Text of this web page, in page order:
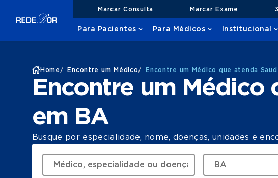
Marcar Consulta Marcar Exame
Para Pacientes Para Médicos Institucional
Home / Encontre um Médico/ Encontre um Médico que atenda
Encontre um Médico
em BA
Busque por especialidade, nome, doenças, unidades e